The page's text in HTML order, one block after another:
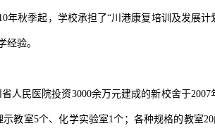
年秋季起，学校承担了“川港康复培训及发展
经验。
人民医院投资3000余万元建成的新校舍于
教室5个、化学实验室1个；各种规格的教室